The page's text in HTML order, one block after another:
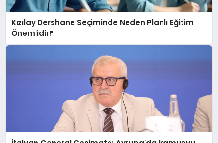
Kızılay Dershane Seçiminde Neden Planlı Eğitim
Önemlidir?